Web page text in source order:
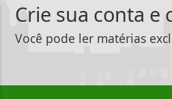
Crie sua conta e
Você pode ler matérias